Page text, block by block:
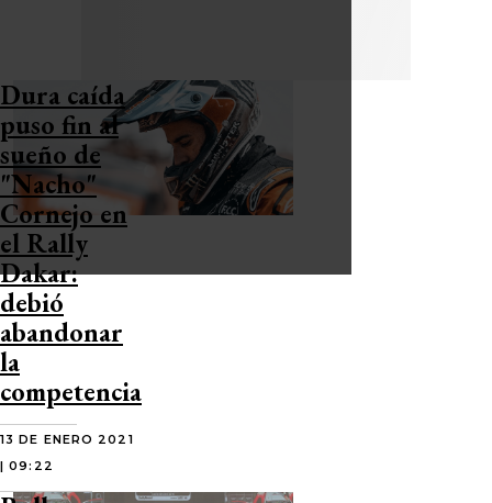
Dura caída
puso fin al
sueño de
"Nacho"
Cornejo en
el Rally
Dakar:
debió
abandonar
la
competencia
13 DE ENERO 2021
| 09:22